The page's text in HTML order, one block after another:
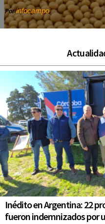
Porinfocampo
Inédito en Argentina: 22
fueron indemnizados por